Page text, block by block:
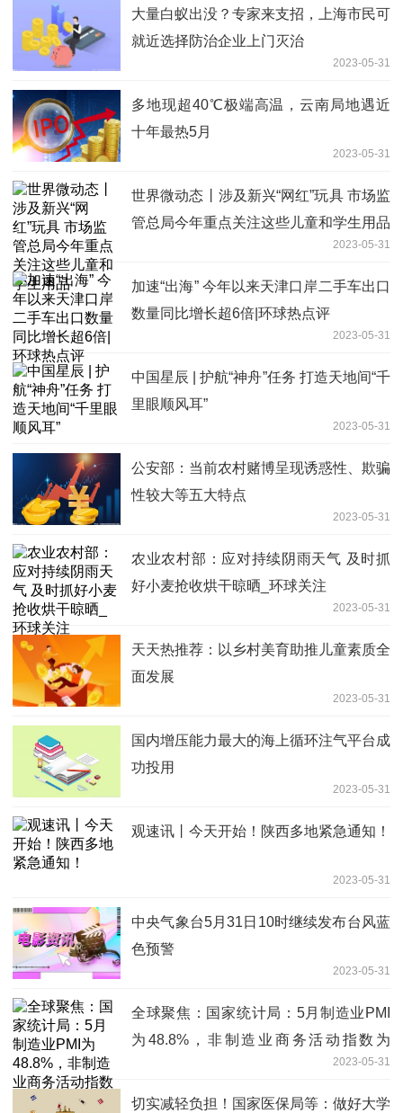
大量白蚁出没？专家来支招，上海市民可
就近选择防治企业上门灭治
2023-05-31
多地现超40℃极端高温，云南局地遇近
十年最热5月
2023-05-31
世界微动态丨涉及新兴“网红”玩具 市场监
管总局今年重点关注这些儿童和学生用品
2023-05-31
加速“出海” 今年以来天津口岸二手车出口
数量同比增长超6倍|环球热点评
2023-05-31
中国星辰 | 护航“神舟”任务 打造天地间“千
里眼顺风耳”
2023-05-31
公安部：当前农村赌博呈现诱惑性、欺骗
性较大等五大特点
2023-05-31
农业农村部：应对持续阴雨天气 及时抓
好小麦抢收烘干晾晒_环球关注
2023-05-31
天天热推荐：以乡村美育助推儿童素质全
面发展
2023-05-31
国内增压能力最大的海上循环注气平台成
功投用
2023-05-31
观速讯丨今天开始！陕西多地紧急通知！
2023-05-31
中央气象台5月31日10时继续发布台风蓝
色预警
2023-05-31
全球聚焦：国家统计局：5月制造业PMI
为48.8%，非制造业商务活动指数为
2023-05-31
切实减轻负担！国家医保局等：做好大学